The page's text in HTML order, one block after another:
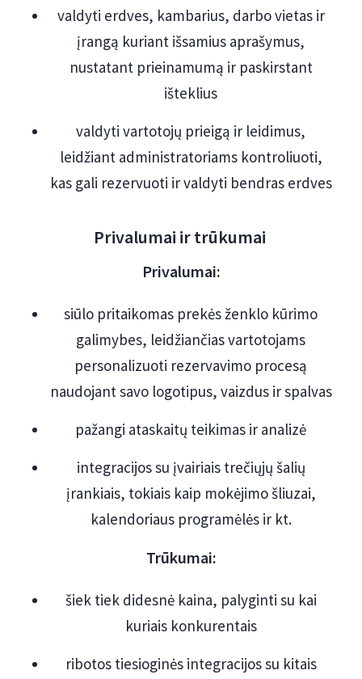
valdyti erdves, kambarius, darbo vietas ir
įrangą kuriant išsamius aprašymus,
nustatant prieinamumą ir paskirstant
išteklius
valdyti vartotojų prieigą ir leidimus,
leidžiant administratoriams kontroliuoti,
kas gali rezervuoti ir valdyti bendras erdves
Privalumai ir trūkumai
Privalumai:
siūlo pritaikomas prekės ženklo kūrimo
galimybes, leidžiančias vartotojams
personalizuoti rezervavimo procesą
naudojant savo logotipus, vaizdus ir spalvas
pažangi ataskaitų teikimas ir analizė
integracijos su įvairiais trečiųjų šalių
įrankiais, tokiais kaip mokėjimo šliuzai,
kalendoriaus programėlės ir kt.
Trūkumai:
šiek tiek didesnė kaina, palyginti su kai
kuriais konkurentais
ribotos tiesioginės integracijos su kitais